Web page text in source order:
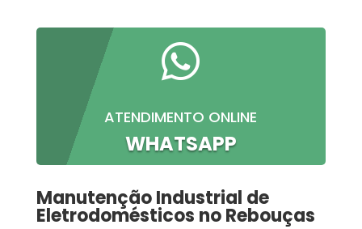

ATENDIMENTO ONLINE
WHATSAPP
Manutenção Industrial de
Eletrodomésticos no Rebouças